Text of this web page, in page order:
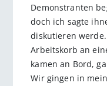
Demonstranten
doch ich sagte
diskutieren
Arbeitskorb an
kamen an Bord,
Wir gingen in